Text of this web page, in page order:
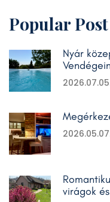
Popular Post
Nyár
virágok